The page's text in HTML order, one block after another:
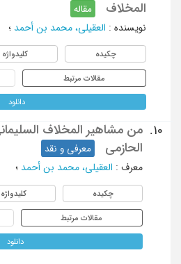
المخلاف
مقاله
نویسنده : العقیلی، محمد بن أحمد ؛
چکیده کلیدواژه
مقالات مرتبط
دانلود
10.
من مشاهیر المخلاف
الحازمی
معرفی و نقد
معرف : العقیلی، محمد بن أحمد ؛
چکیده کلیدواژه
مقالات مرتبط
دانلود